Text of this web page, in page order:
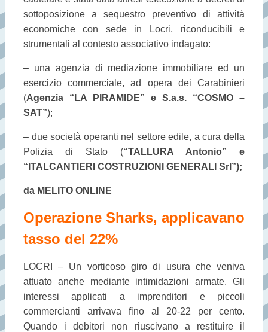
sottoposizione a sequestro preventivo di attività
economiche con sede in Locri, riconducibili e
strumentali al contesto associativo indagato:
– una agenzia di mediazione immobiliare ed un
esercizio commerciale, ad opera dei Carabinieri
(Agenzia “LA PIRAMIDE” e S.a.s. “COSMO –
SAT”);
– due società operanti nel settore edile, a cura della
Polizia di Stato (“TALLURA Antonio” e
“ITALCANTIERI COSTRUZIONI GENERALI Srl”);
da MELITO ONLINE
Operazione Sharks, applicavano
tasso del 22%
LOCRI – Un vorticoso giro di usura che veniva
attuato anche mediante intimidazioni armate. Gli
interessi applicati a imprenditori e piccoli
commercianti arrivava fino al 20-22 per cento.
Quando i debitori non riuscivano a restituire il